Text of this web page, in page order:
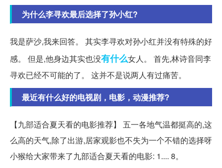
为什么李寻欢最后选择了孙小红?
我是萨沙,我来回答。 其实李寻欢对孙小红并没有特殊的好
感。 但是,他身边其实也没有什么女人。 首先,林诗音同李
寻欢已经不可能的了。 这并不是说两人有过痛苦。
最近有什么好的电视剧，电影，动漫推荐?
【九部适合夏天看的电影推荐】 五一各地气温都挺高的,这
么高的天气,除了出游,居家观影也不失为一个不错的选择呀
小猴给大家带来了九部适合夏天看的电影: 1.... 8。